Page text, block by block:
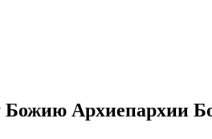
Божию Архиепархии